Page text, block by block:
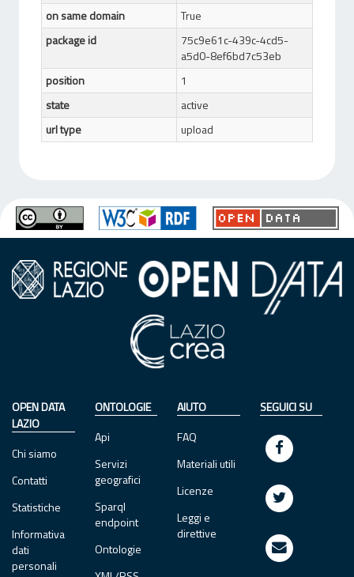
on same domain
True
package id
75c9e61c-439c-4cd5-
a5d0-8ef6bd7c53eb
position
1
state
active
url type
upload
OPEN DATA
LAZIO
Chi siamo
Contatti
Statistiche
Informativa
dati
personali
ONTOLOGIE
Api
Servizi
geografici
Sparql
endpoint
Ontologie
AIUTO
FAQ
Materiali utili
Licenze
Leggi e
direttive
SEGUICI SU